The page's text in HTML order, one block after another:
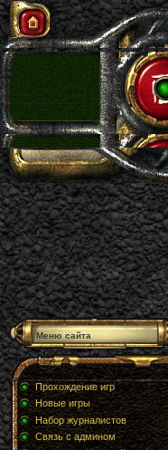
Меню сайта
Прохождение игр
Новые игры
Набор журналистов
Связь с админом